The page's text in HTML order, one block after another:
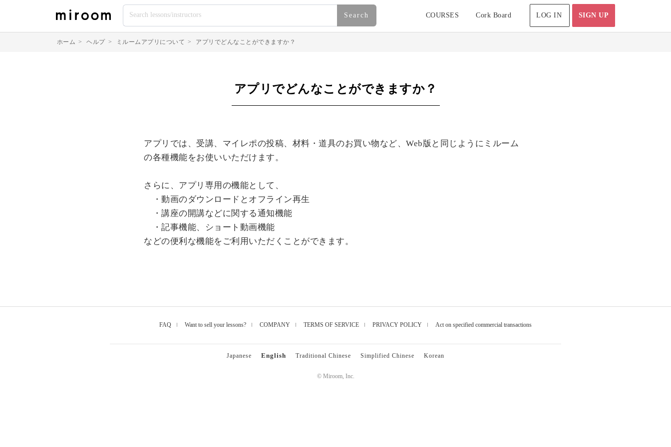
Search COURSES Cork Board LOG IN SIGN UP
ホーム > ヘルプ> ミルームアプリについて > アプリでどんなことができますか？
アプリでどんなことができますか？
アプリでは、受講、マイレポの投稿、材料・道具のお買い物など、Web版と同じようにミルーム
の各種機能をお使いいただけます。
さらに、アプリ専用の機能として、
・動画のダウンロードとオフライン再生
・講座の開講などに関する通知機能
・記事機能、ショート動画機能
などの便利な機能をご利用いただくことができます。
FAQ Want to sell your lessons? COMPANY TERMS OF SERVICE PRIVACY POLICY Act on specified commercial transactions
Japanese English Traditional Chinese Simplified Chinese Korean
© Miroom, Inc.